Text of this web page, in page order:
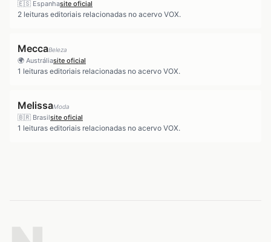
🇪🇸 Espanhasite oficial
2 leituras editoriais relacionadas no acervo VOX.
MeccaBeleza
🌍 Austráliasite oficial
1 leituras editoriais relacionadas no acervo VOX.
MelissaModa
🇧🇷 Brasilsite oficial
1 leituras editoriais relacionadas no acervo VOX.